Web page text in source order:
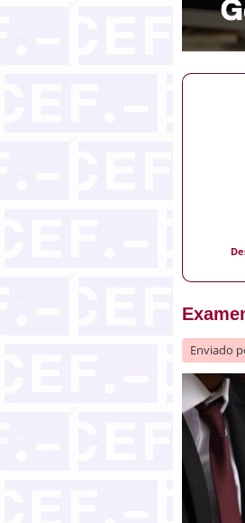
Enviado